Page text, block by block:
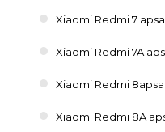
Xiaomi Redmi 7
Xiaomi Redmi 7A
Xiaomi Redmi
Xiaomi Redmi 8A